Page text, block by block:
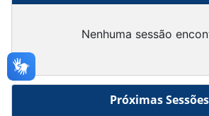
Nenhuma sessão
Próximas Sessões